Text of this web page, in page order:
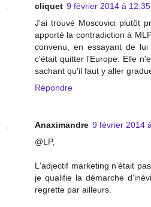
cliquet 9 février 2014 à 12:35
J'ai trouvé Moscovici plutôt
apporté la contradiction à
convenu, en essayant de
c'était quitter l'Europe. Elle
sachant qu'il faut y aller
Répondre
Anaximandre 9 février 2014
@LP,
L'adjectif marketing n'était
je qualifie la démarche
regrette par ailleurs.